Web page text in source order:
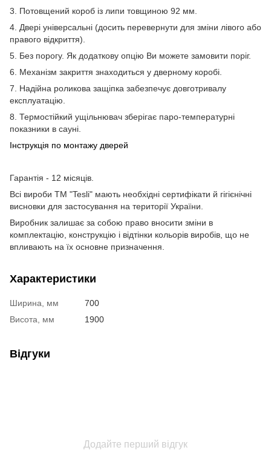
3. Потовщений короб із липи товщиною 92 мм.
4. Двері універсальні (досить перевернути для зміни лівого або
правого відкриття).
5. Без порогу. Як додаткову опцію Ви можете замовити поріг.
6. Механізм закриття знаходиться у дверному коробі.
7. Надійна роликова защіпка забезпечує довготривалу
експлуатацію.
8. Термостійкий ущільнювач зберігає паро-температурні
показники в сауні.
Інструкція по монтажу дверей
Гарантія - 12 місяців.
Всі вироби ТМ "Tesli" мають необхідні сертифікати й гігієнічні
висновки для застосування на території України.
Виробник залишає за собою право вносити зміни в
комплектацію, конструкцію і відтінки кольорів виробів, що не
впливають на їх основне призначення.
Характеристики
Ширина, мм
700
Висота, мм
1900
Відгуки
Додайте перший відгук